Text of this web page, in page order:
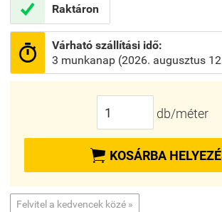
 Raktáron

Várható szállítási idő:
3 munkanap (2026. augusztus
db/méter
 KOSÁRBA
Felvitel a kedvencek közé »